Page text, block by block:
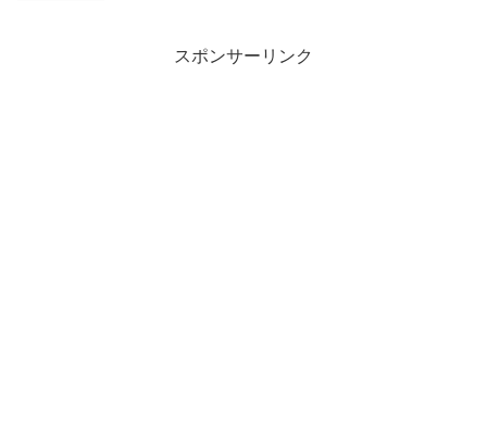
スポンサーリンク